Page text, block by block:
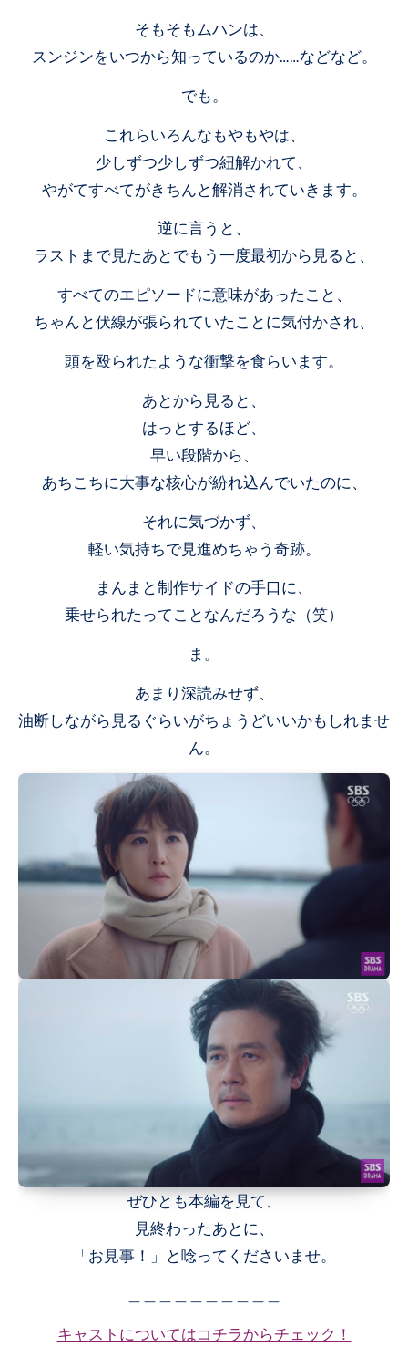
そもそもムハンは、
スンジンをいつから知っているのか……などなど。
でも。
これらいろんなもやもやは、
少しずつ少しずつ紐解かれて、
やがてすべてがきちんと解消されていきます。
逆に言うと、
ラストまで見たあとでもう一度最初から見ると、
すべてのエピソードに意味があったこと、
ちゃんと伏線が張られていたことに気付かされ、
頭を殴られたような衝撃を食らいます。
あとから見ると、
はっとするほど、
早い段階から、
あちこちに大事な核心が紛れ込んでいたのに、
それに気づかず、
軽い気持ちで見進めちゃう奇跡。
まんまと制作サイドの手口に、
乗せられたってことなんだろうな（笑）
ま。
あまり深読みせず、
油断しながら見るぐらいがちょうどいいかもしれませ
ん。
ぜひとも本編を見て、
見終わったあとに、
「お見事！」と唸ってくださいませ。
キャストについてはコチラからチェック！